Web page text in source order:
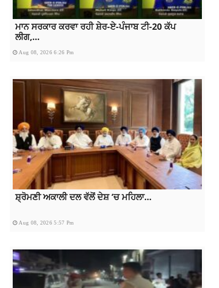
ਮਾਨ ਸਰਕਾਰ ਕਰਵਾ ਰਹੀ ਸ਼ੇਰ-ਏ-ਪੰਜਾਬ ਟੀ-20 ਕੱਪ
ਲੀਗ,...
Aug 08, 2026 6:26 Pm
ਸ਼੍ਰੋਮਣੀ ਅਕਾਲੀ ਦਲ ਵੱਲੋਂ ਦੇਸ਼ ‘ਚ ਮਹਿਲਾ...
Aug 08, 2026 5:57 Pm